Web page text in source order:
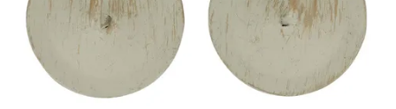
Salle de bain et beauté
Entretien et rangement
Zoomer sur l'image